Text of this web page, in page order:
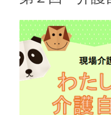
o
k